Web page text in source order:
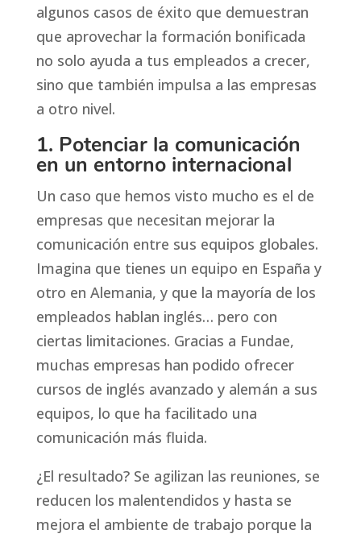
algunos casos de éxito que demuestran
que aprovechar la formación bonificada
no solo ayuda a tus empleados a crecer,
sino que también impulsa a las empresas
a otro nivel.
1. Potenciar la comunicación
en un entorno internacional
Un caso que hemos visto mucho es el de
empresas que necesitan mejorar la
comunicación entre sus equipos globales.
Imagina que tienes un equipo en España y
otro en Alemania, y que la mayoría de los
empleados hablan inglés… pero con
ciertas limitaciones. Gracias a Fundae,
muchas empresas han podido ofrecer
cursos de inglés avanzado y alemán a sus
equipos, lo que ha facilitado una
comunicación más fluida.
¿El resultado? Se agilizan las reuniones, se
reducen los malentendidos y hasta se
mejora el ambiente de trabajo porque la